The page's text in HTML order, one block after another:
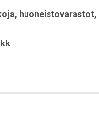
, huoneistovarastot,